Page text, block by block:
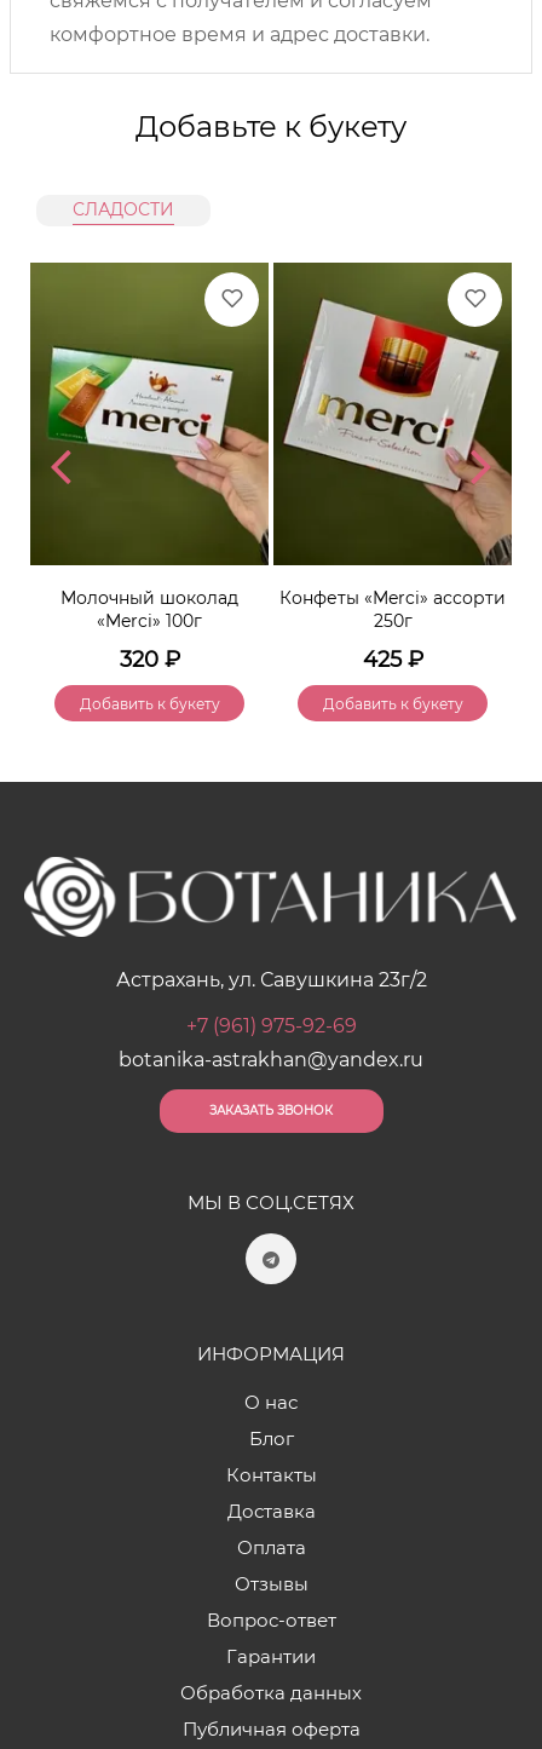
комфортное время и адрес доставки.
Добавьте к букету
СЛАДОСТИ
Молочный шоколад
«Merci» 100г
320₽
Добавить к букету
Конфеты «Merci» ассорти
250г
425₽
Добавить к букету
Астрахань, ул. Савушкина 23г/2
+7 (961) 975-92-69
botanika-astrakhan@yandex.ru
ЗАКАЗАТЬ ЗВОНОК
МЫ В СОЦ.СЕТЯХ
ИНФОРМАЦИЯ
О нас
Блог
Контакты
Доставка
Оплата
Отзывы
Вопрос-ответ
Гарантии
Обработка данных
Публичная оферта